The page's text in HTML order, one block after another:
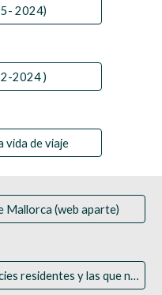
2024)
2024 )
vida de viaje
Mallorca (web aparte)
Mariposas de Mallorca. Las especies residentes y las que nos visitan